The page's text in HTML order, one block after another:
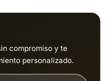
compromiso y te
personalizado.